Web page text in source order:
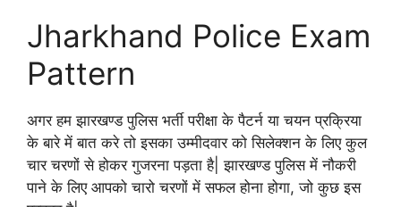
Jharkhand Police Exam
Pattern
अगर हम झारखण्ड पुलिस भर्ती परीक्षा के पैटर्न या चयन प्रक्रिया
के बारे में बात करे तो इसका उम्मीदवार को सिलेक्शन के लिए कुल
चार चरणों से होकर गुजरना पड़ता है| झारखण्ड पुलिस में नौकरी
पाने के लिए आपको चारो चरणों में सफल होना होगा, जो कुछ इस